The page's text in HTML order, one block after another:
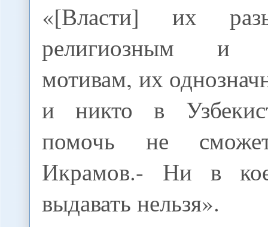
«[Власти] их
религиозным и
мотивам, их
и никто в
помочь не
Икрамов.- Ни в
выдавать нельзя».